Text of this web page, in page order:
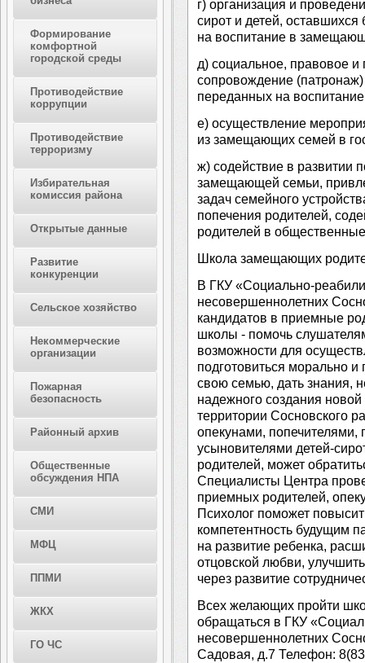
Формирование
комфортной
городской среды
Противодействие
коррупции
Противодействие
терроризму
Избирательная
комиссия района
Открытые данные
Развитие
конкуренции
Сельское хозяйство
Некоммерческие
организации
Пожарная
безопасность
Районный архив
Общественные
обсуждения НПА
СМИ
МФЦ
ППМИ
ЖКХ
ГО ЧС
г) организация и
сирот и детей, оставшихся
на воспитание в
д) социальное, правовое и
сопровождение
переданных на
е) осуществление
из замещающих семей в
ж) содействие в развитии
замещающей семьи,
задач семейного
попечения родителей,
родителей в
Школа замещающих
В ГКУ «Социально-
несовершеннолетних
кандидатов в приемные
школы - помочь
возможности для
подготовиться морально и
свою семью, дать знания,
надежного создания
территории Сосновского
опекунами,
усыновителями детей-
родителей, может
Специалисты Центра
приемных родителей,
Психолог поможет
компетентность будущим
на развитие ребенка,
отцовской любви,
через развитие
Всех желающих пройти
обращаться в ГКУ
несовершеннолетних
Садовая, д.7 Телефон: